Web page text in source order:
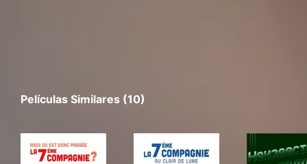
Películas Similares (10)